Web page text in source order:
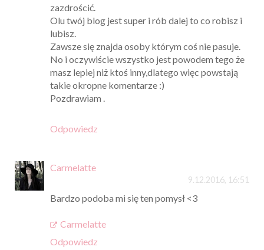
zazdrościć.
Olu twój blog jest super i rób dalej to co robisz i
lubisz.
Zawsze się znajda osoby którym coś nie pasuje.
No i oczywiście wszystko jest powodem tego że
masz lepiej niż ktoś inny,dlatego więc powstają
takie okropne komentarze :)
Pozdrawiam .
Odpowiedz
Carmelatte
9.12.2016, 16:51
Bardzo podoba mi się ten pomysł <3
Carmelatte
Odpowiedz